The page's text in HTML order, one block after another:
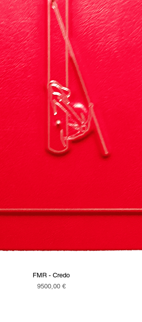
Vista rapida
FMR - Credo
Prezzo
9500,00 €